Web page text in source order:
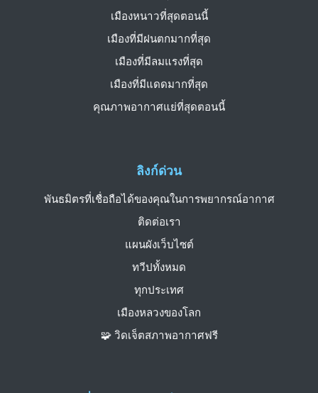
ลิงก์ด่วน
พันธมิตรที่เชื่อถือได้ของคุณในการพยากรณ์อากาศ
ติดต่อเรา
แผนผังเว็บไซต์
ทวีปทั้งหมด
ทุกประเทศ
เมืองหลวงของโลก
🧩 วิดเจ็ตสภาพอากาศฟรี
เมืองหนาวที่สุดตอนนี้
เมืองที่มีฝนตกมากที่สุด
เมืองที่มีลมแรงที่สุด
เมืองที่มีแดดมากที่สุด
คุณภาพอากาศแย่ที่สุดตอนนี้